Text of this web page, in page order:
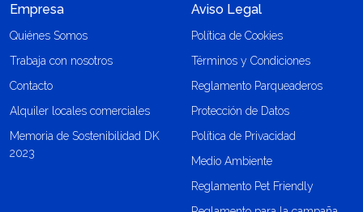
Empresa
Quiénes Somos
Trabaja con nosotros
Contacto
Alquiler locales comerciales
Memoria de Sostenibilidad DK
2023
Aviso Legal
Política de Cookies
Términos y Condiciones
Reglamento Parqueaderos
Protección de Datos
Política de Privacidad
Medio Ambiente
Reglamento Pet Friendly